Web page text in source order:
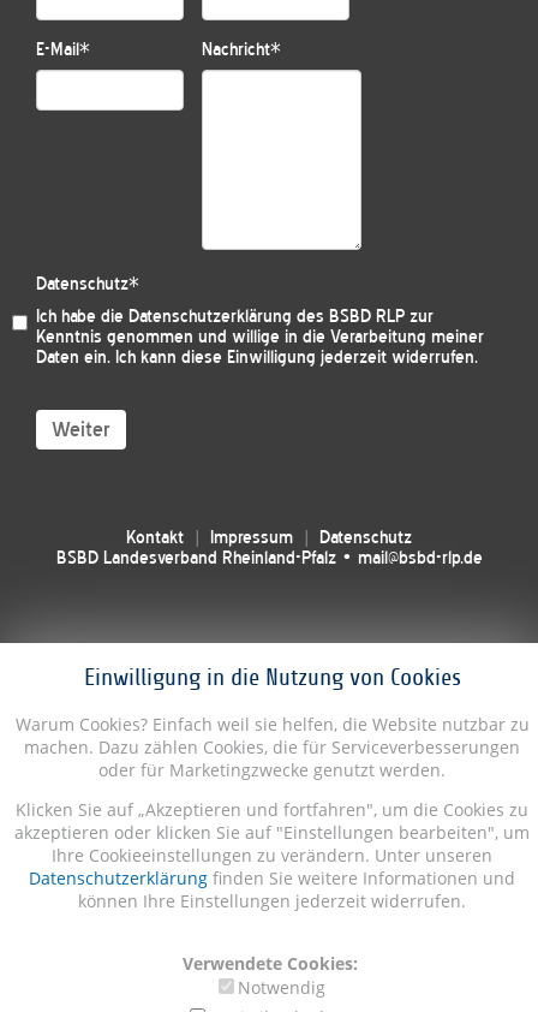
Einwilligung in die Nutzung von Cookies
Warum Cookies? Einfach weil sie helfen, die Website nutzbar zu
machen. Dazu zählen Cookies, die für Serviceverbesserungen
oder für Marketingzwecke genutzt werden.
Klicken Sie auf „Akzeptieren und fortfahren", um die Cookies zu
akzeptieren oder klicken Sie auf "Einstellungen bearbeiten", um
Ihre Cookieeinstellungen zu verändern. Unter unseren
Datenschutzerklärung finden Sie weitere Informationen und
können Ihre Einstellungen jederzeit widerrufen.
Verwendete Cookies:
Notwendig
E-Mail* Nachricht*
Datenschutz*
Ich habe die Datenschutzerklärung des BSBD RLP zur
Kenntnis genommen und willige in die Verarbeitung meiner
Daten ein. Ich kann diese Einwilligung jederzeit widerrufen.
Weiter
Kontakt Impressum
Datenschutz
BSBD Landesverband Rheinland-Pfalz • mail@bsbd-rlp.de